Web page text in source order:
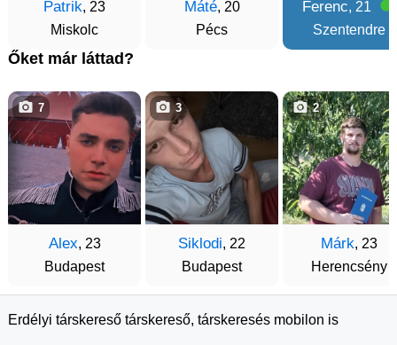
Patrik, 23
Miskolc
Máté, 20
Pécs
Ferenc, 21
Szentendre
Őket már láttad?
Alex, 23
Budapest
7
Siklodi, 22
Budapest
3
Márk, 23
Herencsény
2
Erdélyi társkereső társkereső, társkeresés mobilon is